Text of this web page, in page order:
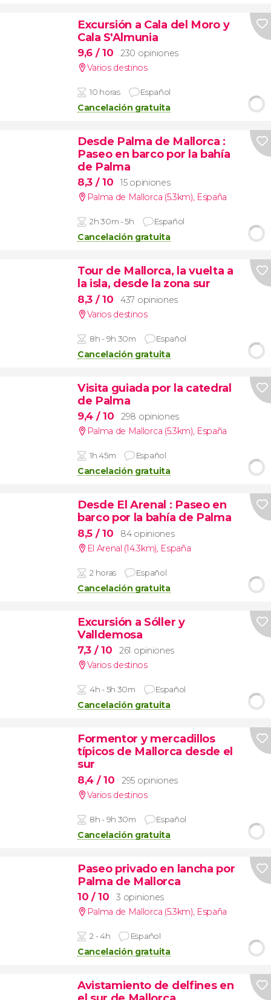
Excursión a Cala del Moro y
Cala S'Almunia
9,6 / 10
230 opiniones
Varios destinos
10 horas Español
Cancelación gratuita
Desde Palma de Mallorca :
Paseo en barco por la bahía
de Palma
8,3 / 10
15 opiniones
Palma de Mallorca (5.3km), España
2h 30m - 5h Español
Cancelación gratuita
Tour de Mallorca, la vuelta a
la isla, desde la zona sur
8,3 / 10
437 opiniones
Varios destinos
8h - 9h 30m Español
Cancelación gratuita
Visita guiada por la catedral
de Palma
9,4 / 10
298 opiniones
Palma de Mallorca (5.3km), España
1h 45m Español
Cancelación gratuita
Desde El Arenal : Paseo en
barco por la bahía de Palma
8,5 / 10
84 opiniones
El Arenal (14.3km), España
2 horas Español
Cancelación gratuita
Excursión a Sóller y
Valldemosa
7,3 / 10
261 opiniones
Varios destinos
4h - 5h 30m Español
Cancelación gratuita
Formentor y mercadillos
típicos de Mallorca desde el
sur
8,4 / 10
295 opiniones
Varios destinos
8h - 9h 30m Español
Cancelación gratuita
Paseo privado en lancha por
Palma de Mallorca
10 / 10
3 opiniones
Palma de Mallorca (5.3km), España
2 - 4h Español
Cancelación gratuita
Avistamiento de delfines en